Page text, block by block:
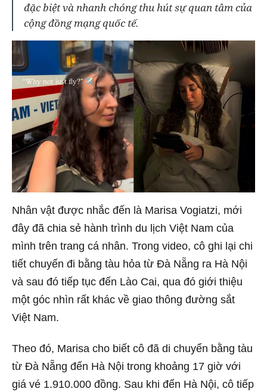
đặc biệt và nhanh chóng thu hút sự quan tâm của
cộng đồng mạng quốc tế.
Nhân vật được nhắc đến là Marisa Vogiatzi, mới
đây đã chia sẻ hành trình du lịch Việt Nam của
mình trên trang cá nhân. Trong video, cô ghi lại chi
tiết chuyến đi bằng tàu hỏa từ Đà Nẵng ra Hà Nội
và sau đó tiếp tục đến Lào Cai, qua đó giới thiệu
một góc nhìn rất khác về giao thông đường sắt
Việt Nam.
Theo đó, Marisa cho biết cô đã di chuyển bằng tàu
từ Đà Nẵng đến Hà Nội trong khoảng 17 giờ với
giá vé 1.910.000 đồng. Sau khi đến Hà Nội, cô tiếp